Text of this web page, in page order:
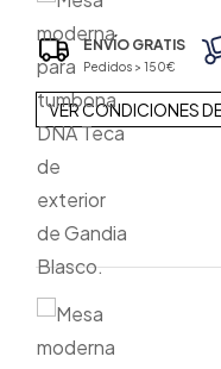
ENVÍO GRATIS
Pedidos > 150€
VER CONDICIONES